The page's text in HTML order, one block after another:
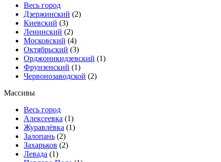
Весь город
Дзержинский (2)
Киевский (3)
Ленинский (2)
Московский (4)
Октябрьский (3)
Орджоникидзевский (1)
Фрунзенский (1)
Червонозаводской (2)
Массивы
Весь город
Алексеевка (1)
Журавлёвка (1)
Залопань (2)
Захарьков (2)
Левада (1)